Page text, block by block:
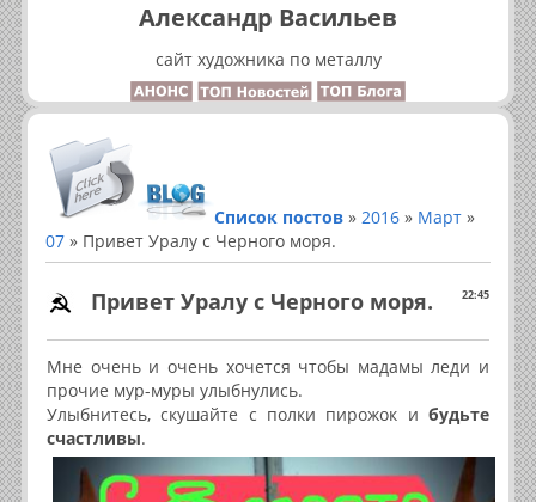
Александр Васильев
сайт художника по металлу
Список постов » 2016 » Март »
07 » Привет Уралу с Черного моря.
22:45
Привет Уралу с Черного моря.
Мне очень и очень хочется чтобы мадамы леди и
прочие мур-муры улыбнулись.
Улыбнитесь, скушайте с полки пирожок и будьте
счастливы.